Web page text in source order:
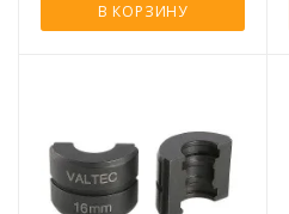
В КОРЗИНУ